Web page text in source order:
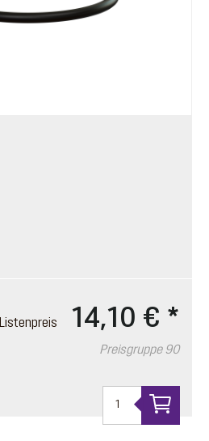
Listenpreis 14,10 € *
Preisgruppe 90